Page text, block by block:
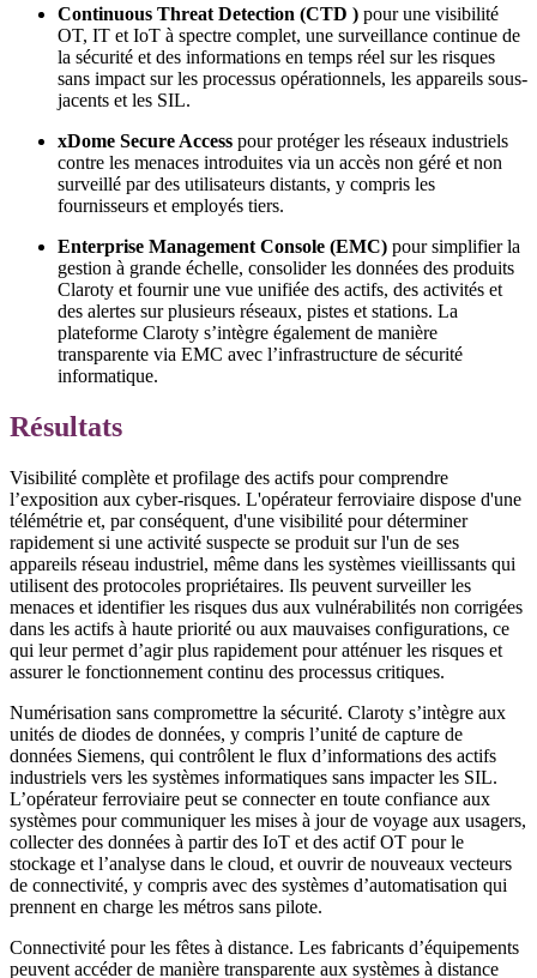
Continuous Threat Detection (CTD ) pour une visibilité
OT, IT et IoT à spectre complet, une surveillance continue de
la sécurité et des informations en temps réel sur les risques
sans impact sur les processus opérationnels, les appareils sous-
jacents et les SIL.
xDome Secure Access pour protéger les réseaux industriels
contre les menaces introduites via un accès non géré et non
surveillé par des utilisateurs distants, y compris les
fournisseurs et employés tiers.
Enterprise Management Console (EMC) pour simplifier la
gestion à grande échelle, consolider les données des produits
Claroty et fournir une vue unifiée des actifs, des activités et
des alertes sur plusieurs réseaux, pistes et stations. La
plateforme Claroty s’intègre également de manière
transparente via EMC avec l’infrastructure de sécurité
informatique.
Résultats
Visibilité complète et profilage des actifs pour comprendre
l’exposition aux cyber-risques. L'opérateur ferroviaire dispose d'une
télémétrie et, par conséquent, d'une visibilité pour déterminer
rapidement si une activité suspecte se produit sur l'un de ses
appareils réseau industriel, même dans les systèmes vieillissants qui
utilisent des protocoles propriétaires. Ils peuvent surveiller les
menaces et identifier les risques dus aux vulnérabilités non corrigées
dans les actifs à haute priorité ou aux mauvaises configurations, ce
qui leur permet d’agir plus rapidement pour atténuer les risques et
assurer le fonctionnement continu des processus critiques.
Numérisation sans compromettre la sécurité. Claroty s’intègre aux
unités de diodes de données, y compris l’unité de capture de
données Siemens, qui contrôlent le flux d’informations des actifs
industriels vers les systèmes informatiques sans impacter les SIL.
L’opérateur ferroviaire peut se connecter en toute confiance aux
systèmes pour communiquer les mises à jour de voyage aux usagers,
collecter des données à partir des IoT et des actif OT pour le
stockage et l’analyse dans le cloud, et ouvrir de nouveaux vecteurs
de connectivité, y compris avec des systèmes d’automatisation qui
prennent en charge les métros sans pilote.
Connectivité pour les fêtes à distance. Les fabricants d’équipements
peuvent accéder de manière transparente aux systèmes à distance